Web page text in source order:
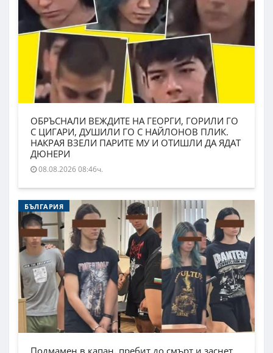
ОБРЪСНАЛИ ВЕЖДИТЕ НА ГЕОРГИ, ГОРИЛИ ГО
С ЦИГАРИ, ДУШИЛИ ГО С НАЙЛОНОВ ПЛИК.
НАКРАЯ ВЗЕЛИ ПАРИТЕ МУ И ОТИШЛИ ДА ЯДАТ
ДЮНЕРИ
08.08.2026 08:46ч.
БЪЛГАРИЯ